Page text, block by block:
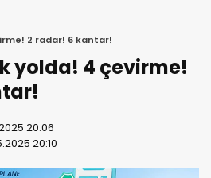
2 radar! 6 kantar!
yolda! 4 çevirme!
20:06
20:10